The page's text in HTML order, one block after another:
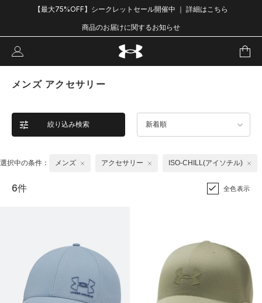
【最大75%OFF】シークレットセール開催中 ｜ 詳細はこちら
商品のお届けに関するお知らせ
メンズ アクセサリー
絞り込み検索 新着順
選択中の条件： メンズ アクセサリー ISO-CHILL(アイソチル)
6件 全色表示